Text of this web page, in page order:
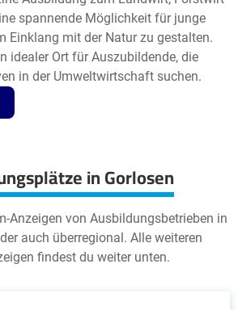
spannende Möglichkeit für junge
Einklang mit der Natur zu gestalten.
idealer Ort für Auszubildende, die
in der Umweltwirtschaft suchen.
in Gorlosen
Anzeigen von Ausbildungsbetrieben in
auch überregional. Alle weiteren
findest du weiter unten.